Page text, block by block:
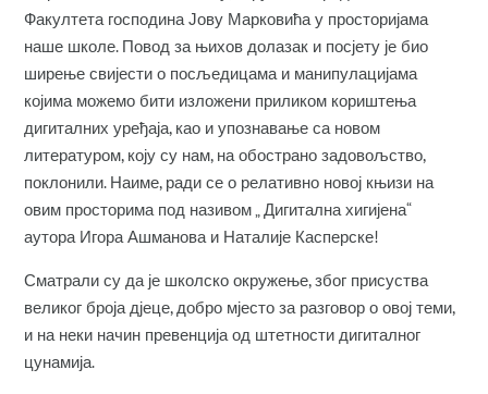
Факултета господина Јову Марковића у просторијама
наше школе. Повод за њихов долазак и посјету је био
ширење свијести о посљедицама и манипулацијама
којима можемо бити изложени приликом кориштења
дигиталних уређаја, као и упознавање са новом
литературом, коју су нам, на обострано задовољство,
поклонили. Наиме, ради се о релативно новој књизи на
овим просторима под називом „ Дигитална хигијена“
аутора Игора Ашманова и Наталије Касперске!
Сматрали су да је школско окружење, због присуства
великог броја дјеце, добро мјесто за разговор о овој теми,
и на неки начин превенција од штетности дигиталног
цунамија.